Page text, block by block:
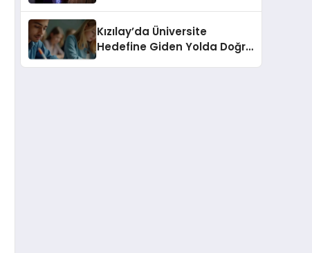
Kızılay’da Üniversite
Hedefine Giden Yolda Doğru